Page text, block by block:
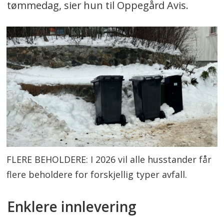
tømmedag, sier hun til Oppegård Avis.
FLERE BEHOLDERE: I 2026 vil alle husstander får
flere beholdere for forskjellig typer avfall.
Enklere innlevering